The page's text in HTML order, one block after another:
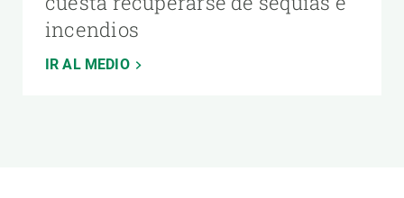
incendios
IR AL MEDIO